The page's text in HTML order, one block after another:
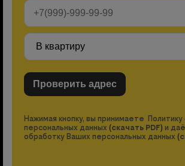
Нажимая кнопку, вы принимаете Политику
персональных данных (скачать PDF) и
обработку Ваших персональных данных (